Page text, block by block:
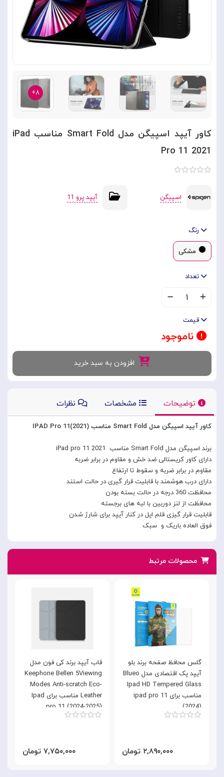
۸+
کاور آیپد اسپیگن مدل Smart Fold مناسب iPad
Pro 11 2021
اسپیگن آیپد پرو 11
رنگ
مشکی
تعداد
۱
قیمت
ناموجود
افزودن به سبد خرید
توضیحات مشخصات نظرات
کاور آیپد اسپیگن مدل Smart Fold مناسب IPAD Pro 11(2021)
برند اسپیگن مدل Smart Fold مناسب iPad pro 11 2021
دارای کاور کریستالی ضد خش و مقاوم در برابر ضربه
مقاوم در برابر ضربه و سقوط تا ارتفاع
دارای درب هوشمند با قابلیت قرار گیری در حالت استند
محافظت 360 درجه در حالت بسته بودن
محافظت از لنز دوربین با لبه های برجسته
قابلیت قرار گیزی قلم اپل در کنار آیپد برای شارژ شدن
فوق العاده باریک و سبک
محصولات مرتبط
قاب آیپد برند کی فون مدل
Keephone Bellen 5Viewing
Modes Anti-scratch Eco-
Leather مناسب برای Ipad
pro 11 (2024-2025)
۷,۷۵۰,۰۰۰ تومان
گلس محافظ صفحه برند بلو
آیپد پک اقتصادی مدل Blueo
Ipad HD Tempered Glass
مناسب برای ipad pro 11
(2024)
۲,۸۹۰,۰۰۰ تومان